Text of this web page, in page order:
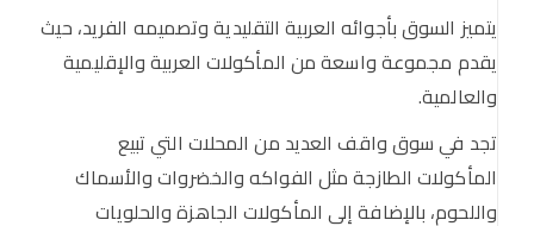
يتميز السوق بأجوائه العربية التقليدية وتصميمه الفريد، حيث
يقدم مجموعة واسعة من المأكولات العربية والإقليمية
والعالمية.
تجد في سوق واقف العديد من المحلات التي تبيع
المأكولات الطازجة مثل الفواكه والخضروات والأسماك
واللحوم، بالإضافة إلى المأكولات الجاهزة والحلويات